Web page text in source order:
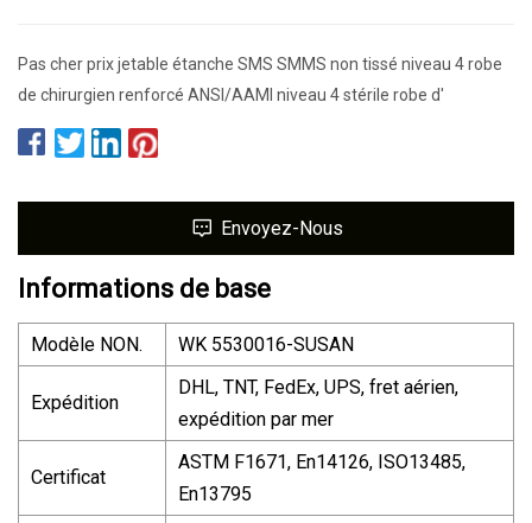
Pas cher prix jetable étanche SMS SMMS non tissé niveau 4 robe
de chirurgien renforcé ANSI/AAMI niveau 4 stérile robe d'
Envoyez-Nous
Informations de base
Modèle NON. WK 5530016-SUSAN
Expédition
DHL, TNT, FedEx, UPS, fret aérien,
expédition par mer
Certificat
ASTM F1671, En14126, ISO13485,
En13795